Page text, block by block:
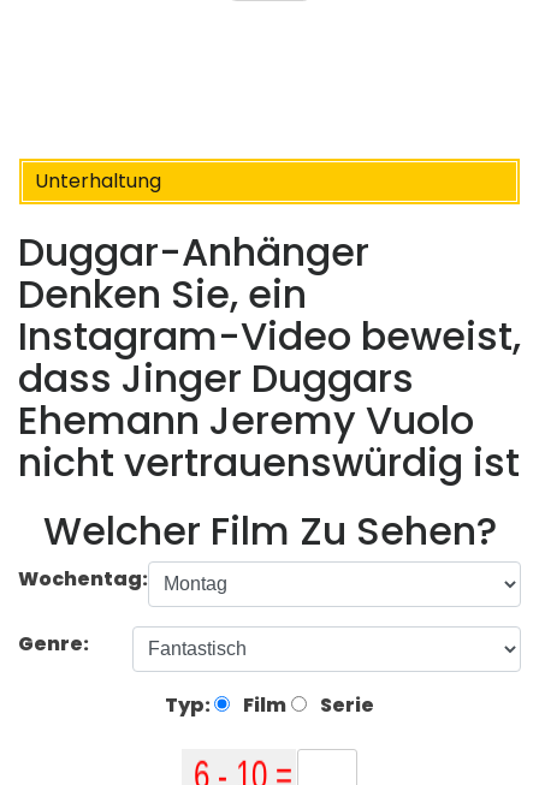
Unterhaltung
Duggar-Anhänger
Denken Sie, ein
Instagram-Video beweist,
dass Jinger Duggars
Ehemann Jeremy Vuolo
nicht vertrauenswürdig ist
Welcher Film Zu Sehen?
Wochentag:
Genre:
Typ: Film Serie